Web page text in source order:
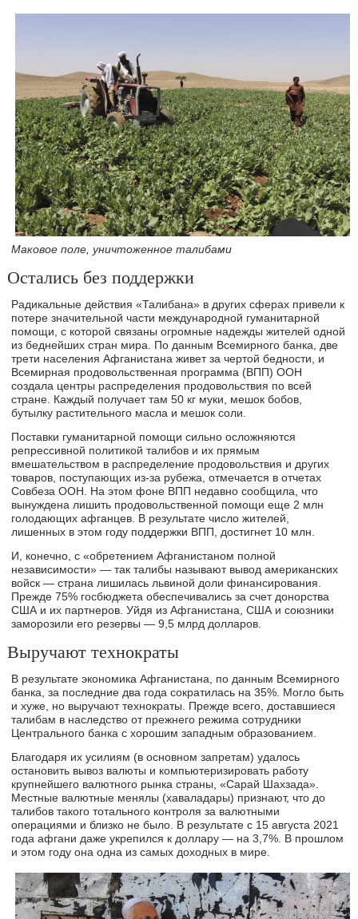
Маковое поле, уничтоженное талибами
Остались без поддержки
Радикальные действия «Талибана» в других сферах привели к
потере значительной части международной гуманитарной
помощи, с которой связаны огромные надежды жителей одной
из беднейших стран мира. По данным Всемирного банка, две
трети населения Афганистана живет за чертой бедности, и
Всемирная продовольственная программа (ВПП) ООН
создала центры распределения продовольствия по всей
стране. Каждый получает там 50 кг муки, мешок бобов,
бутылку растительного масла и мешок соли.
Поставки гуманитарной помощи сильно осложняются
репрессивной политикой талибов и их прямым
вмешательством в распределение продовольствия и других
товаров, поступающих из-за рубежа, отмечается в отчетах
Совбеза ООН. На этом фоне ВПП недавно сообщила, что
вынуждена лишить продовольственной помощи еще 2 млн
голодающих афганцев. В результате число жителей,
лишенных в этом году поддержки ВПП, достигнет 10 млн.
И, конечно, с «обретением Афганистаном полной
независимости» — так талибы называют вывод американских
войск — страна лишилась львиной доли финансирования.
Прежде 75% госбюджета обеспечивались за счет донорства
США и их партнеров. Уйдя из Афганистана, США и союзники
заморозили его резервы — 9,5 млрд долларов.
Выручают технократы
В результате экономика Афганистана, по данным Всемирного
банка, за последние два года сократилась на 35%. Могло быть
и хуже, но выручают технократы. Прежде всего, доставшиеся
талибам в наследство от прежнего режима сотрудники
Центрального банка с хорошим западным образованием.
Благодаря их усилиям (в основном запретам) удалось
остановить вывоз валюты и компьютеризировать работу
крупнейшего валютного рынка страны, «Сарай Шахзада».
Местные валютные менялы (хаваладары) признают, что до
талибов такого тотального контроля за валютными
операциями и близко не было. В результате с 15 августа 2021
года афгани даже укрепился к доллару — на 3,7%. В прошлом
и этом году она одна из самых доходных в мире.